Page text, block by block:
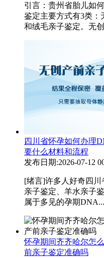
引言：贵州省胎儿如
鉴定主要方式有3类：
和绒毛亲子鉴定。无
四川省怀孕如何办理
要什么材料和流程
发布日期:2026-07-12
[绪言]许多人好奇四
亲子鉴定、羊水亲子
属于多见的孕期DNA...
怀孕期间齐齐哈尔怎
前亲子鉴定准确吗